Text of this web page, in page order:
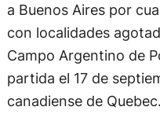
a Buenos Aires por
con localidades
Campo Argentino de
partida el 17 de
canadiense de Quebec.